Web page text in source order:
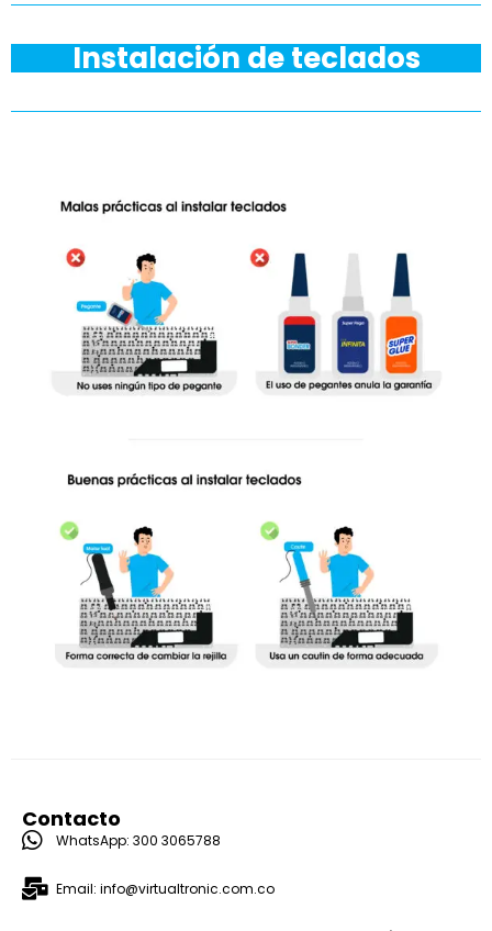
Instalación de teclados
Contacto
WhatsApp: 300 3065788
Email: info@virtualtronic.com.co